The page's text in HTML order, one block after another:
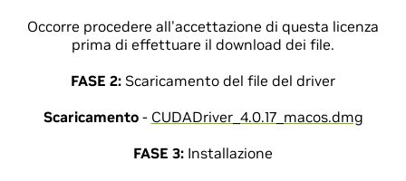
Occorre procedere all'accettazione di questa licenza
prima di effettuare il download dei file.
FASE 2: Scaricamento del file del driver
Scaricamento- CUDADriver_4.0.17_macos.dmg
FASE 3: Installazione